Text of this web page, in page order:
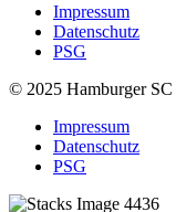
Impressum
Datenschutz
PSG
© 2025 Hamburger SC
Impressum
Datenschutz
PSG